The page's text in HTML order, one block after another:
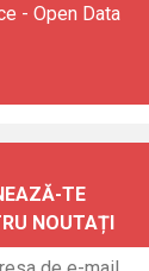
- Open Data
TE
NOUTAȚI